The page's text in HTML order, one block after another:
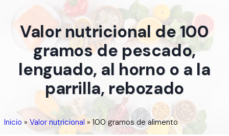
Valor nutricional de 100
gramos de pescado,
lenguado, al horno o a la
parrilla, rebozado
Inicio » Valor nutricional » 100 gramos de alimento